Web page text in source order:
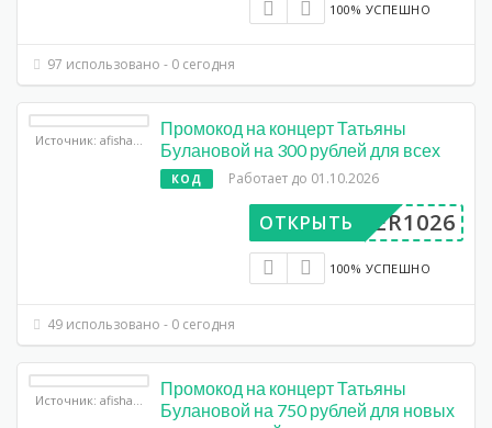
100% УСПЕШНО
97 использовано - 0 сегодня
Источник: afisha.yandex.ru
Промокод на концерт Татьяны
Булановой на 300 рублей для всех
КОД Работает до 01.10.2026
UPER1026
ОТКРЫТЬ
100% УСПЕШНО
49 использовано - 0 сегодня
Промокод на концерт Татьяны
Булановой на 750 рублей для новых